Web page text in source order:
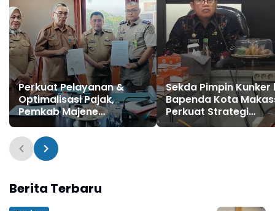
Perkuat Pelayanan &
Optimalisasi Pajak,
Pemkab Majene
Tandatangani MoU dan
PKS dengan Kantor
Pertanahan
Sekda Pimpin Kunker
Bapenda Kota
Perkuat Strategi
Peningkatan PAD.
Berita Terbaru